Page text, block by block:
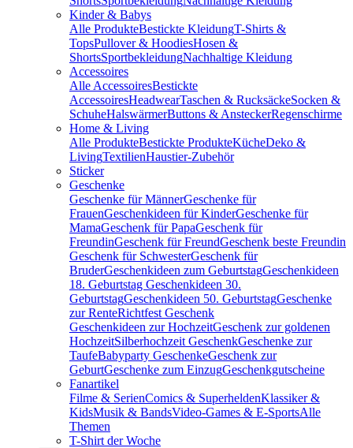
Kinder & Babys
Alle ProdukteBestickte KleidungT-Shirts &
TopsPullover & HoodiesHosen &
ShortsSportbekleidungNachhaltige Kleidung
Accessoires
Alle AccessoiresBestickte
AccessoiresHeadwearTaschen & RucksäckeSocken &
SchuheHalswärmerButtons & AnsteckerRegenschirme
Home & Living
Alle ProdukteBestickte ProdukteKücheDeko &
LivingTextilienHaustier-Zubehör
Sticker
Geschenke
Geschenke für MännerGeschenke für
FrauenGeschenkideen für KinderGeschenke für
MamaGeschenk für PapaGeschenk für
FreundinGeschenk für FreundGeschenk beste Freundin
Geschenk für SchwesterGeschenk für
BruderGeschenkideen zum GeburtstagGeschenkideen
18. Geburtstag Geschenkideen 30.
GeburtstagGeschenkideen 50. GeburtstagGeschenke
zur RenteRichtfest Geschenk
Geschenkideen zur HochzeitGeschenk zur goldenen
HochzeitSilberhochzeit GeschenkGeschenke zur
TaufeBabyparty GeschenkeGeschenk zur
GeburtGeschenke zum EinzugGeschenkgutscheine
Fanartikel
Filme & SerienComics & SuperheldenKlassiker &
KidsMusik & BandsVideo-Games & E-SportsAlle
Themen
T-Shirt der Woche